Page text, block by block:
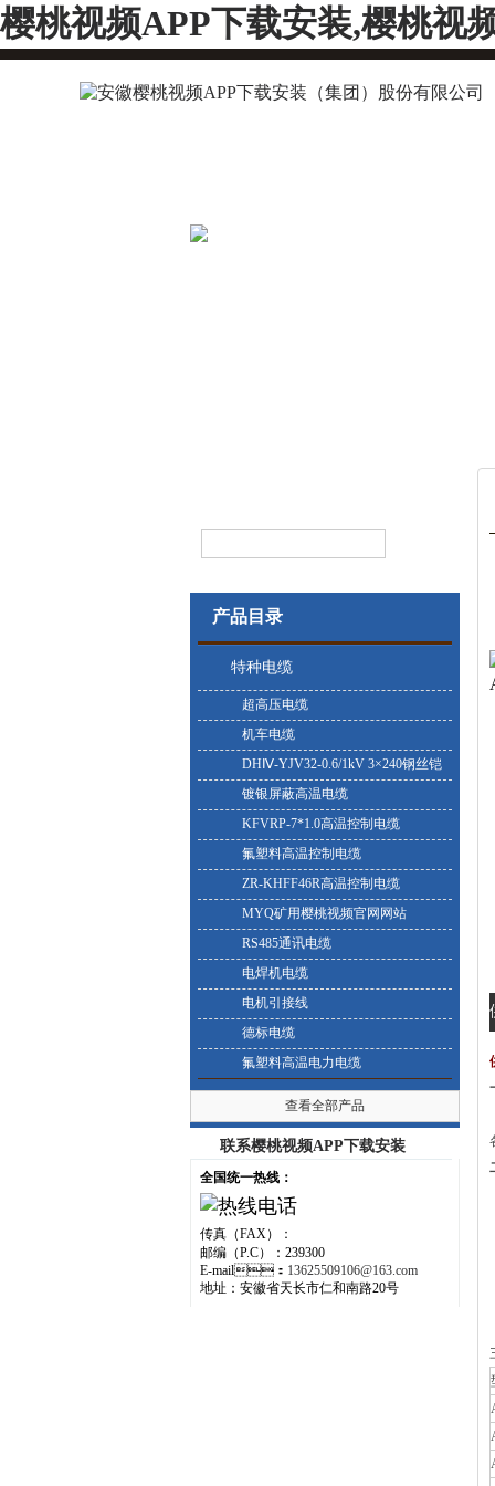
樱桃视频APP下载安装,樱桃视
产品目录
特种电缆
超高压电缆
机车电缆
DHⅣ-YJV32-0.6/1kV 3×240钢丝铠
装耐寒电缆
镀银屏蔽高温电缆
KFVRP-7*1.0高温控制电缆
氟塑料高温控制电缆
ZR-KHFF46R高温控制电缆
MYQ矿用樱桃视频官网网站
RS485通讯电缆
电焊机电缆
电机引接线
德标电缆
氟塑料高温电力电缆
查看全部产品
联系樱桃视频APP下载安装
全国统一热线：
传真（FAX）：
邮编（P.C）：239300
E-mail： 13625509106@163.com
地址：安徽省天长市仁和南路20号